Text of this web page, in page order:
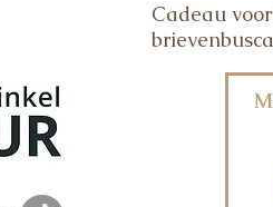
Cadeau